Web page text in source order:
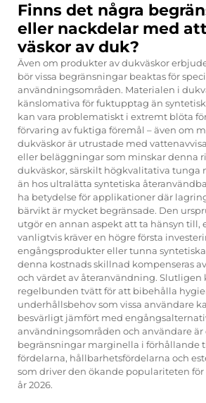
Finns det några
eller nackdelar med
väskor av duk?
Även om produkter av dukväskor
bör vissa begränsningar beaktas för
användningsområden. Materialen i
känslomativa för fuktupptag än
kan vara problematiskt i extremt blöta
förvaring av fuktiga föremål – även om
dukväskor är utrustade med
eller beläggningar som minskar denna
dukväskor, särskilt högkvalitativa tunga
än hos ultralätta syntetiska
ha betydelse för applikationer där
bärvikt är mycket begränsade. Den
utgör en annan aspekt att ta hänsyn till,
vanligtvis kräver en högre första
engångsprodukter eller tunna
denna kostnads skillnad kompenseras
och värdet av återanvändning. Slutligen
regelbunden tvätt för att bibehålla
underhållsbehov som vissa användare
besvärligt jämfört med
användningsområden och användare är
begränsningar marginella i förhållande
fördelarna, hållbarhetsfördelarna och
som driver den ökande populariteten
år 2026.